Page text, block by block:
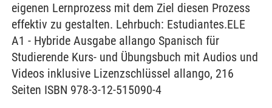
eigenen Lernprozess mit dem Ziel diesen Prozess
effektiv zu gestalten. Lehrbuch: Estudiantes.ELE
A1 - Hybride Ausgabe allango Spanisch für
Studierende Kurs- und Übungsbuch mit Audios und
Videos inklusive Lizenzschlüssel allango, 216
Seiten ISBN 978-3-12-515090-4